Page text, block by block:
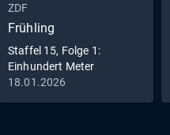
ZDF
Frühling
Staffel 15, Folge 1:
Einhundert Meter
18.01.2026